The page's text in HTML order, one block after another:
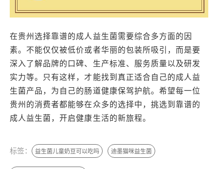
在贵州选择靠谱的成人益生菌需要综合多方面的因
素。不能仅仅被低价或者华丽的包装所吸引，而是要
深入了解品牌的口碑、生产标准、服务质量以及研发
实力等。只有这样，才能找到真正适合自己的成人益
生菌产品，为自己的肠道健康保驾护航。希望每一位
贵州的消费者都能够在众多的选择中，挑选到靠谱的
成人益生菌，开启健康生活的新旅程。
标签： 益生菌儿童奶豆可以吃吗 迪墨猫咪益生菌